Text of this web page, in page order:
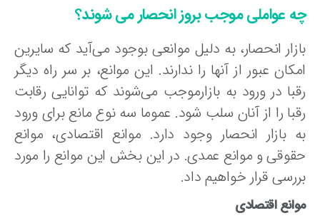
عواملی موجب بروز انحصار می شوند؟
انحصار، به دلیل موانعی بوجود می‌آید که سایرین
عبور از آنها را ندارند. این موانع، بر سر راه دیگر
در ورود به بازارموجب می‌شوند که توانایی رقابت
را از آنان سلب شود. عموما سه نوع مانع برای ورود
بازار انحصار وجود دارد. موانع اقتصادی، موانع
و موانع عمدی. در این بخش این موانع را مورد
قرار خواهیم داد.
اقتصادی